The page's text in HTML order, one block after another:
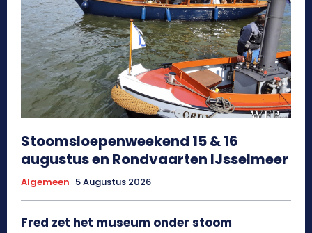
Stoomsloepenweekend 15 & 16
augustus en Rondvaarten IJsselmeer
Algemeen 5 Augustus 2026
Fred zet het museum onder stoom